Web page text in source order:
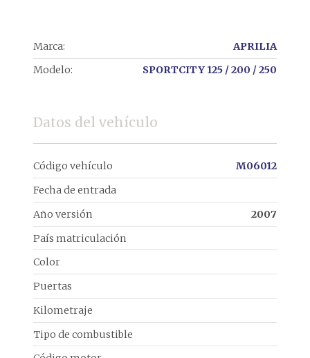
Marca:
APRILIA
Modelo:
SPORTCITY 125 / 200 / 250
Datos del vehículo
Código vehículo
M06012
Fecha de entrada
Año versión
2007
País matriculación
Color
Puertas
Kilometraje
Tipo de combustible